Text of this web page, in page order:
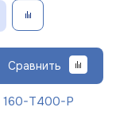
Сравнить
160-Т400-Р